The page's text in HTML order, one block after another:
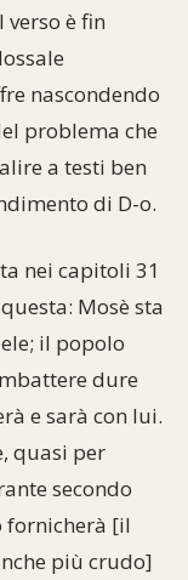
è fin
nascondendo
problema che
a testi ben
di D-o.
nei capitoli 31
Mosè sta
il popolo
dure
e sarà con lui.
quasi per
secondo
fornicherà [il
più crudo]